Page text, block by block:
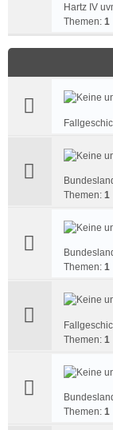
Hartz IV
Themen: 1
Themen: 1
Themen: 1
Themen: 1
Themen: 1